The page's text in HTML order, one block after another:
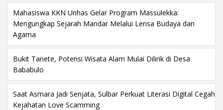
Mahasiswa KKN Unhas Gelar Program Massulekka:
Mengungkap Sejarah Mandar Melalui Lensa Budaya dan
Agama
Bukit Tanete, Potensi Wisata Alam Mulai Dilirik di Desa
Bababulo
Saat Asmara Jadi Senjata, Sulbar Perkuat Literasi Digital Cegah
Kejahatan Love Scamming